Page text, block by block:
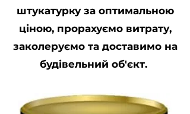
штукатурку за оптимальною
ціною, прорахуємо витрату,
заколеруємо та доставимо на
будівельний об'єкт.